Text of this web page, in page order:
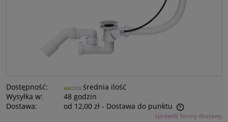
Dostępność:
średnia ilość
Wysyłka w:
48 godzin
Dostawa:
od 12,00 zł - Dostawa do punktu
Cena nie zawiera ewentualnych kosztów płatnościsprawdź formy dostawy